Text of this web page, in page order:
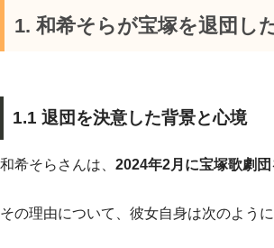
1. 和希そらが宝塚を退団し
1.1 退団を決意した背景と心境
和希そらさんは、 2024年2月に宝塚歌劇団
その理由について、彼女自身は次のように